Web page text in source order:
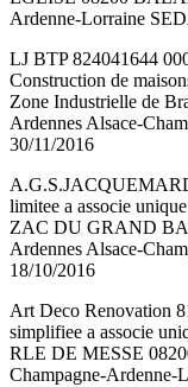
Ardenne-Lorraine
LJ BTP 824041644
Construction de
Zone Industrielle de
Ardennes Alsace-
30/11/2016
limitee a associe
ZAC DU GRAND
Ardennes Alsace-
18/10/2016
Art Deco Renovation
simplifiee a associe
RLE DE MESSE
Champagne-